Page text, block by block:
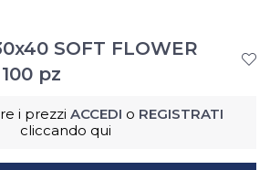
SOFT FLOWER
pz
i prezzi ACCEDI o REGISTRATI
cliccando qui